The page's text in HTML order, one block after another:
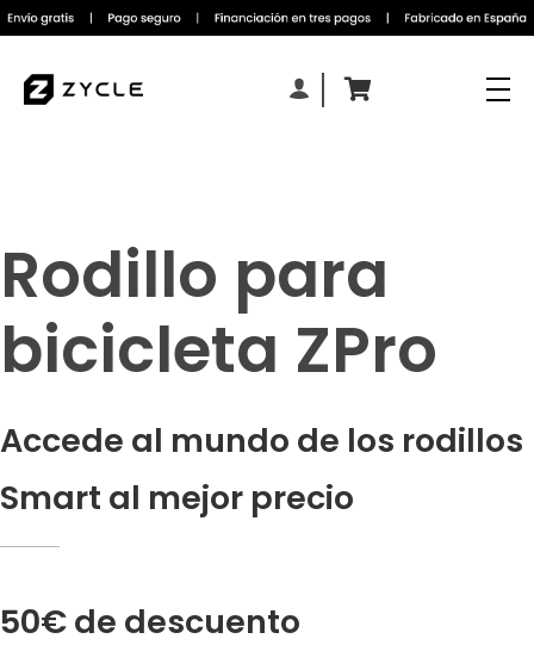
Rodillo para
bicicleta ZPro
Accede al mundo de los rodillos
Smart al mejor precio
50€ de descuento